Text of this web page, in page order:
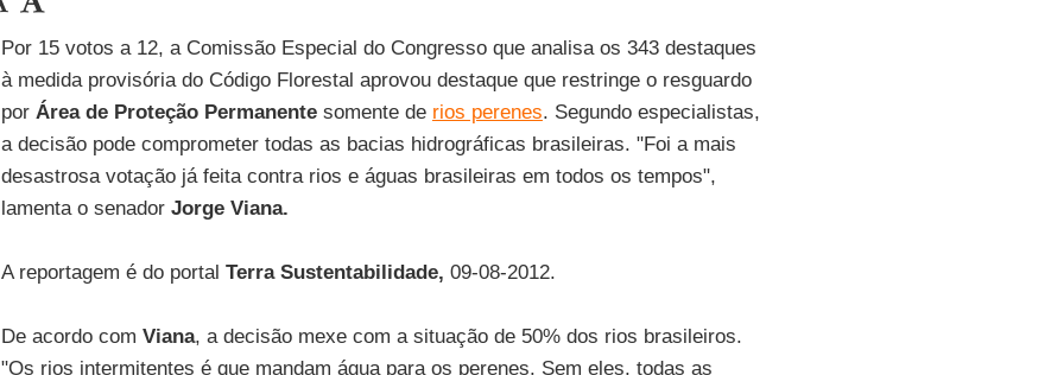
Por 15 votos a 12, a Comissão Especial do Congresso que analisa os 343 destaques
à medida provisória do Código Florestal aprovou destaque que restringe o resguardo
por Área de Proteção Permanentesomente de rios perenes. Segundo especialistas,
a decisão pode comprometer todas as bacias hidrográficas brasileiras. "Foi a mais
desastrosa votação já feita contra rios e águas brasileiras em todos os tempos",
lamenta o senadorJorge Viana.
A reportagem é do portal Terra Sustentabilidade, 09-08-2012.
De acordo com Viana, a decisão mexe com a situação de 50% dos rios brasileiros.
"Os rios intermitentes é que mandam água para os perenes. Sem eles, todas as